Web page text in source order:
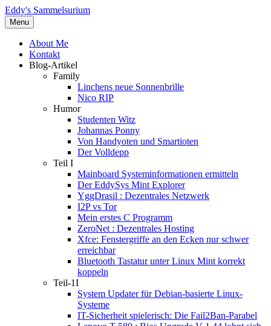
Eddy's Sammelsurium
Menu
About Me
Kontakt
Blog-Artikel
Family
Linchens neue Sonnenbrille
Nico RIP
Humor
Studenten Witz
Johannas Ponny
Von Handyoten und Smartioten
Der Volldepp
Teil I
Mainboard Systeminformationen ermitteln
Der EddySys Mint Explorer
YggDrasil : Dezentrales Netzwerk
I2P vs Tor
Mein erstes C Programm
ZeroNet : Dezentrales Hosting
Xfce: Fenstergriffe an den Ecken nur schwer
erreichbar
Bluetooth Tastatur unter Linux Mint korrekt
koppeln
Teil-1I
System Updater für Debian-basierte Linux-
Systeme
IT-Sicherheit spielerisch: Die Fail2Ban-Parabel